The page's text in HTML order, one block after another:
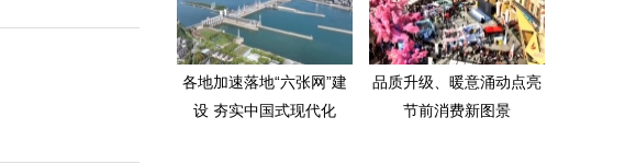
各地加速落地“六张网”建
设 夯实中国式现代化
品质升级、暖意涌动点亮
节前消费新图景